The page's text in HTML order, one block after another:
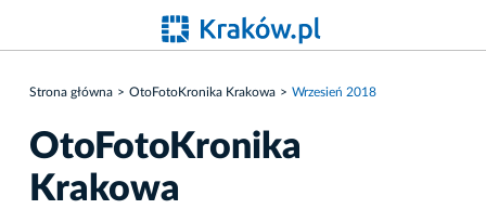
Strona główna OtoFotoKronika Krakowa Wrzesień 2018
OtoFotoKronika
Krakowa